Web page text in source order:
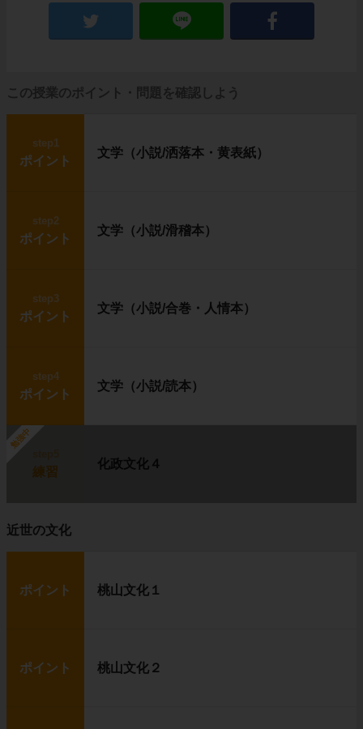
この授業のポイント・問題を確認しよう
step1
ポイント
文学（小説/洒落本・黄表紙）
step2
ポイント
文学（小説/滑稽本）
step3
ポイント
文学（小説/合巻・人情本）
step4
ポイント
文学（小説/読本）
勉強中
練習
化政文化４
近世の文化
ポイント 桃山文化１
ポイント 桃山文化２